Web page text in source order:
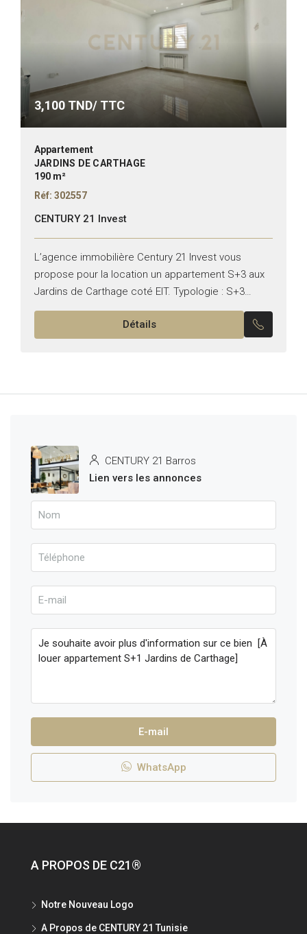
3,100 TND/ TTC
Appartement
JARDINS DE CARTHAGE
190 m²
Réf: 302557
CENTURY 21 Invest
L’agence immobilière Century 21 Invest vous
propose pour la location un appartement S+3 aux
Jardins de Carthage coté EIT. Typologie : S+3
Superficie : 190 m² Il se compose de : –...
Détails
CENTURY 21 Barros
Lien vers les annonces
E-mail
WhatsApp
A PROPOS DE C21®
Notre Nouveau Logo
A Propos de CENTURY 21 Tunisie